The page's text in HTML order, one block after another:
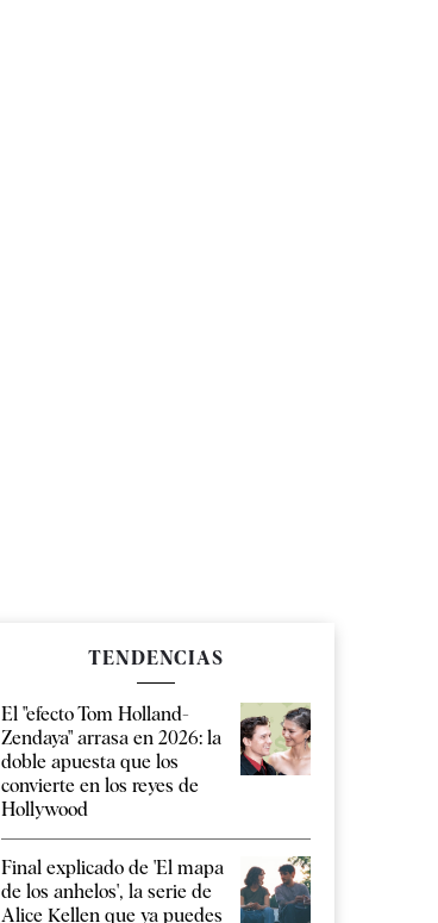
TENDENCIAS
El "efecto Tom Holland-
Zendaya" arrasa en 2026: la
doble apuesta que los
convierte en los reyes de
Hollywood
Final explicado de 'El mapa
de los anhelos', la serie de
Alice Kellen que ya puedes